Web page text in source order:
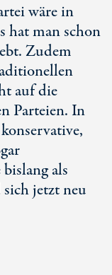
wäre in
hat man schon
Zudem
auf die
Parteien. In
als
jetzt neu